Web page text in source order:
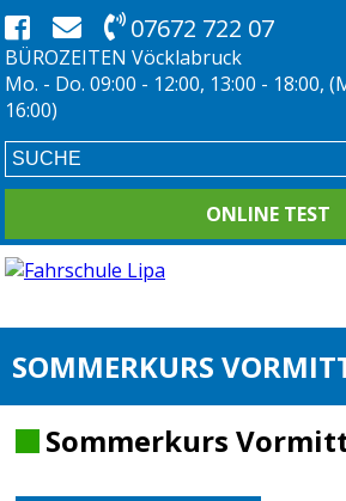
07672 722 07
BÜROZEITEN Vöcklabruck
Mo. - Do. 09:00 - 12:00, 13:00 - 18:00,
16:00)
ONLINE TEST
SOMMERKURS
Sommerkurs